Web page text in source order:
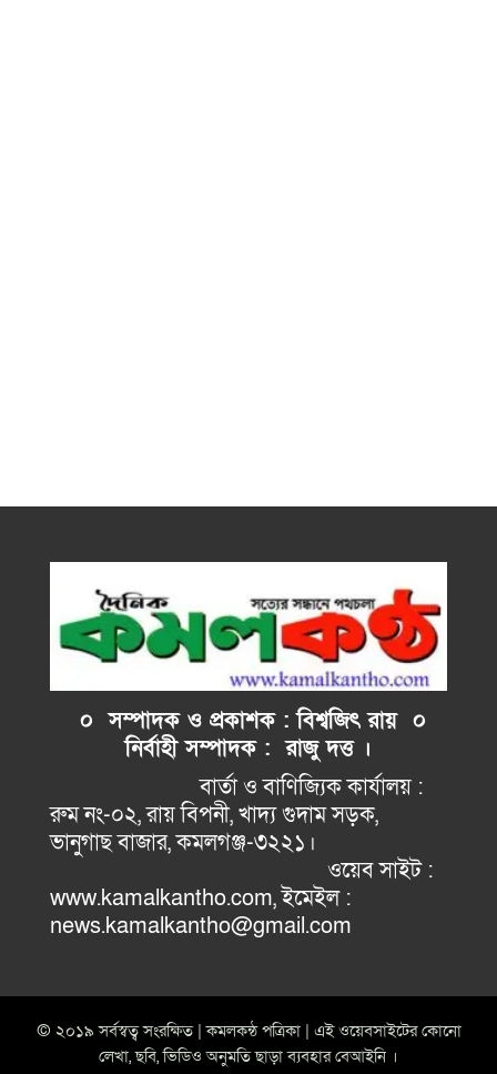
০ সম্পাদক ও প্রকাশক : বিশ্বজিৎ রায় ০
নির্বাহীসম্পাদক : রাজু দত্ত ।
বার্তা ও বাণিজ্যিক কার্যালয় :
রুম নং-০২, রায় বিপনী, খাদ্য গুদাম সড়ক,
ভানুগাছ বাজার, কমলগঞ্জ-৩২২১।
ওয়েব সাইট :
www.kamalkantho.com, ইমেইল :
news.kamalkantho@gmail.com
© ২০১৯ সর্বস্বত্ব সংরক্ষিত | কমলকন্ঠ পত্রিকা | এই ওয়েবসাইটের কোনো
লেখা, ছবি, ভিডিও অনুমতি ছাড়া ব্যবহার বেআইনি ।